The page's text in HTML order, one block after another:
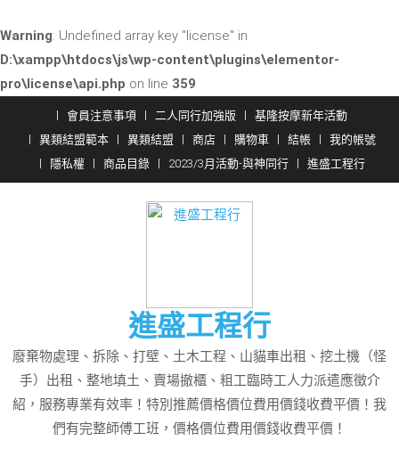
Warning: Undefined array key "license" in
D:\xampp\htdocs\js\wp-content\plugins\elementor-
pro\license\api.php on line 359
content
會員注意事項 二人同行加強版
基隆按摩新年活動
異類結盟範本
異類結盟 商店 購物車 結帳
我的帳號
隱私權
商品目錄 2023/3月活動-與神同行 進盛工程行
進盛工程行
廢棄物處理、拆除、打壁、土木工程、山貓車出租、挖土機（怪
手）出租、整地填土、賣場撤櫃、粗工臨時工人力派遣應徵介
紹，服務專業有效率！特別推薦價格價位費用價錢收費平價！我
們有完整師傅工班，價格價位費用價錢收費平價！